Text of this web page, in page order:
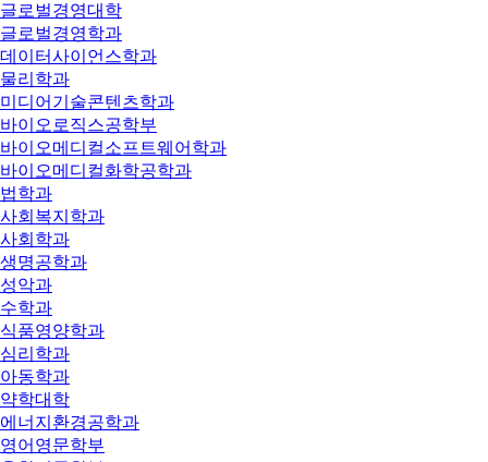
글로벌경영대학
글로벌경영학과
데이터사이언스학과
물리학과
미디어기술콘텐츠학과
바이오로직스공학부
바이오메디컬소프트웨어학과
바이오메디컬화학공학과
법학과
사회복지학과
사회학과
생명공학과
성악과
수학과
식품영양학과
심리학과
아동학과
약학대학
에너지환경공학과
영어영문학부